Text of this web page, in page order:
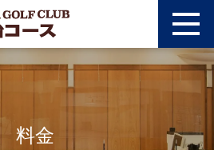
アクセス
採用情報
オンライン予約
料金